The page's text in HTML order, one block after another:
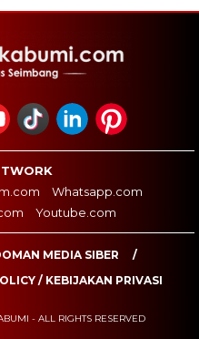
Whatsapp.com
Youtube.com
MEDIA SIBER
/ KEBIJAKAN PRIVASI
- ALL RIGHTS RESERVED